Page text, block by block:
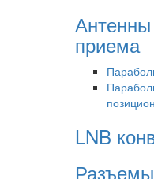
Антенны
приема
LNB
Разъемы